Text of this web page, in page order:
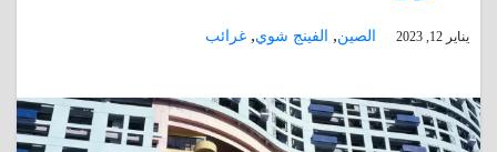
يناير 12, 2023 الصين, الفينج شوي, غرائب